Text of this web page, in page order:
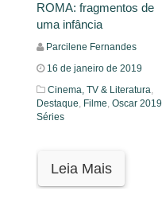
ROMA: fragmentos de
uma infância
Parcilene Fernandes
16 de janeiro de 2019
Cinema, TV & Literatura,
Destaque, Filme, Oscar 2019
Séries
Leia Mais